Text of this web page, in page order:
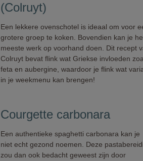
(Colruyt)
Een lekkere ovenschotel is ideaal om voor
grotere groep te koken. Bovendien kan je
meeste werk op voorhand doen. Dit recept
Colruyt bevat flink wat Griekse invloeden
feta en aubergine, waardoor je flink wat
in je weekmenu kan brengen!
Courgette carbonara
Een authentieke spaghetti carbonara kan je
niet echt gezond noemen. Deze
zou dan ook bedacht geweest zijn door